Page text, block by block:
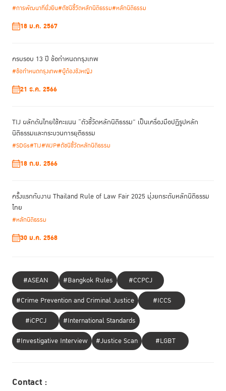
ข้อมูลเชิงประจักษ์สำหรับการพัฒนาระบบอาสาสมัครชุมชนในอนาคต รวมทั้ง
ผลสัมฤทธิ์อย่างแท้จริง
ช่วยให้เกิดการแลกเลี่ยนเรียนรู้กรณีศึกษาของการป้องกันอาชญากรรมใน
ระดับของชุมชน และส่งเสริมให้ประเทศอื่นๆ ได้ศึกษาและยอมรับระบบนี้มากขึ้น
โดยปัจจัยที่สำคัญไม่ยิ่งหย่อนไปกว่ากันคือการที่เจ้าหน้าที่รัฐและประชาชนทั่วไป
ตระหนักรู้และยอมรับระบบอาสาสมัครดังกล่าวว่าเป็นแนวทางสนับสนุนที่จะช่วย
“หากเราพัฒนามาตรฐานนานาชาติขั้นต่ำสหรับระบบอาสา
วัฒนธรรมในบริบทที่แตกต่างกัน เพื่อยกระดับการดำเนินงาน
ดร.นัทธี กล่าวเสริม และทิ้งท้ายด้วยว่า
ช่วยเหลือผู้พ้นโทษในการคืนสู่สังคมจึงมีบทบาทสำคัญอย่าง
ยิ่งในกระบวนการนี้”
รับชมการประชุม World Congress for Community Volunteers in
Reintegration of Offenders ย้อนหลัง ลงทะเบียนได้ที่bit.ly/3kIj9Wl
ติดตามอัพเดทได้ที่
#TIJ #CrimeCongress #UNODC
#การพัฒนาที่ยั่งยืน#ดัชนีชี้วัดหลักนิติธรรม#หลักนิติธรรม
18 ม.ค. 2567
ครบรอบ 13 ปี ข้อกำหนดกรุงเทพ
#ข้อกำหนดกรุงเทพ#ผู้ต้องขังหญิง
21 ธ.ค. 2566
TIJ ผลักดันไทยใช้คะแนน “ตัวชี้วัดหลักนิติธรรม” เป็นเครื่องมือปฏิรูปหลัก
นิติธรรมและกระบวนการยุติธรรม
#SDGs#TIJ#WJP#ดัชนีชี้วัดหลักนิติธรรม
18 ก.ย. 2566
ครั้งแรกกับงาน Thailand Rule of Law Fair 2025 มุ่งยกระดับหลักนิติธรรม
ไทย
#หลักนิติธรรม
30 ม.ค. 2568
#ASEAN #Bangkok Rules
#CCPCJ
#Crime Prevention and Criminal Justice
#ICCS
#iCPCJ
#International Standards
#Investigative Interview
#Justice Scan #LGBT
Contact :